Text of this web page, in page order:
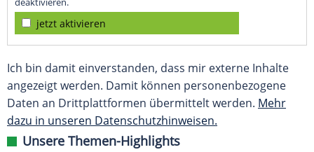
jetzt aktivieren
Ich bin damit einverstanden, dass mir externe Inhalte
angezeigt werden. Damit können personenbezogene
Daten an Drittplattformen übermittelt werden. Mehr
dazu in unseren Datenschutzhinweisen.
Unsere Themen-Highlights